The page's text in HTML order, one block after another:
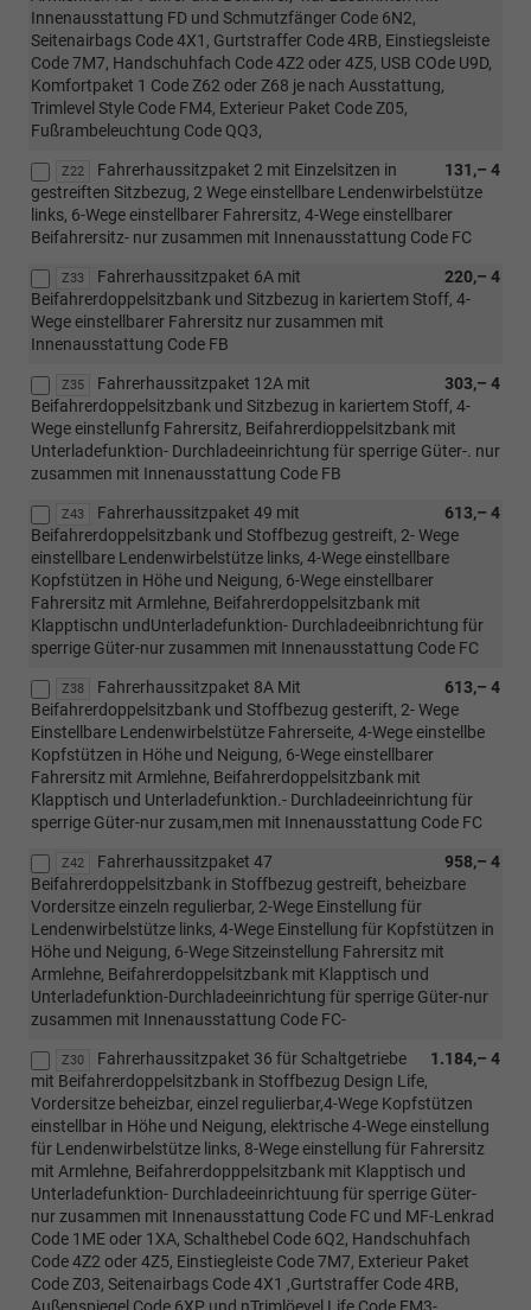
Innenausstattung FD und Schmutzfänger Code 6N2,
Seitenairbags Code 4X1, Gurtstraffer Code 4RB, Einstiegsleiste
Code 7M7, Handschuhfach Code 4Z2 oder 4Z5, USB COde U9D,
Komfortpaket 1 Code Z62 oder Z68 je nach Ausstattung,
Trimlevel Style Code FM4, Exterieur Paket Code Z05,
Fußrambeleuchtung Code QQ3,
Z22 131,– 4
Fahrerhaussitzpaket 2 mit Einzelsitzen in
gestreiften Sitzbezug, 2 Wege einstellbare Lendenwirbelstütze
links, 6-Wege einstellbarer Fahrersitz, 4-Wege einstellbarer
Beifahrersitz- nur zusammen mit Innenausstattung Code FC
Z33 220,– 4
Fahrerhaussitzpaket 6A mit
Beifahrerdoppelsitzbank und Sitzbezug in kariertem Stoff, 4-
Wege einstellbarer Fahrersitz nur zusammen mit
Innenausstattung Code FB
Z35 303,– 4
Fahrerhaussitzpaket 12A mit
Beifahrerdoppelsitzbank und Sitzbezug in kariertem Stoff, 4-
Wege einstellunfg Fahrersitz, Beifahrerdioppelsitzbank mit
Unterladefunktion- Durchladeeinrichtung für sperrige Güter-. nur
zusammen mit Innenausstattung Code FB
Z43 613,– 4
Fahrerhaussitzpaket 49 mit
Beifahrerdoppelsitzbank und Stoffbezug gestreift, 2- Wege
einstellbare Lendenwirbelstütze links, 4-Wege einstellbare
Kopfstützen in Höhe und Neigung, 6-Wege einstellbarer
Fahrersitz mit Armlehne, Beifahrerdoppelsitzbank mit
Klapptischn undUnterladefunktion- Durchladeeibnrichtung für
sperrige Güter-nur zusammen mit Innenausstattung Code FC
Z38 613,– 4
Fahrerhaussitzpaket 8A Mit
Beifahrerdoppelsitzbank und Stoffbezug gesterift, 2- Wege
Einstellbare Lendenwirbelstütze Fahrerseite, 4-Wege einstellbe
Kopfstützen in Höhe und Neigung, 6-Wege einstellbarer
Fahrersitz mit Armlehne, Beifahrerdoppelsitzbank mit
Klapptisch und Unterladefunktion.- Durchladeeinrichtung für
sperrige Güter-nur zusam,men mit Innenausstattung Code FC
Z42 958,– 4
Fahrerhaussitzpaket 47
Beifahrerdoppelsitzbank in Stoffbezug gestreift, beheizbare
Vordersitze einzeln regulierbar, 2-Wege Einstellung für
Lendenwirbelstütze links, 4-Wege Einstellung für Kopfstützen in
Höhe und Neigung, 6-Wege Sitzeinstellung Fahrersitz mit
Armlehne, Beifahrerdoppelsitzbank mit Klapptisch und
Unterladefunktion-Durchladeeinrichtung für sperrige Güter-nur
zusammen mit Innenausstattung Code FC-
Z30 1.184,– 4
Fahrerhaussitzpaket 36 für Schaltgetriebe
mit Beifahrerdoppelsitzbank in Stoffbezug Design Life,
Vordersitze beheizbar, einzel regulierbar,4-Wege Kopfstützen
einstellbar in Höhe und Neigung, elektrische 4-Wege einstellung
für Lendenwirbelstütze links, 8-Wege einstellung für Fahrersitz
mit Armlehne, Beifahrerdopppelsitzbank mit Klapptisch und
Unterladefunktion- Durchladeeinrichtuung für sperrige Güter-
nur zusammen mit Innenausstattung Code FC und MF-Lenkrad
Code 1ME oder 1XA, Schalthebel Code 6Q2, Handschuhfach
Code 4Z2 oder 4Z5, Einstiegleiste Code 7M7, Exterieur Paket
Code Z03, Seitenairbags Code 4X1 ,Gurtstraffer Code 4RB,
Außenspiegel Code 6XP und nTrimlöevel Life Code FM3-